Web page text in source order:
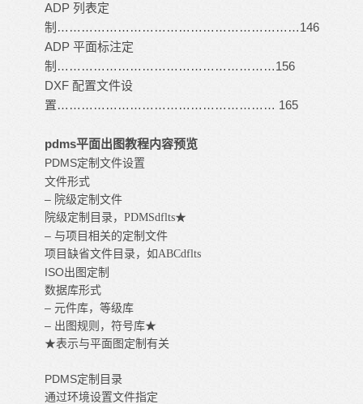
ADP 列表定
制……………………………………………………146
ADP 平面标注定
制………………………………………………156
DXF 配置文件设
置……………………………………………… 165
pdms平面出图教程内容预览
PDMS定制文件设置
文件形式
– 院级定制文件
院级定制目录，PDMSdflts★
– 与项目相关的定制文件
项目缺省文件目录，如ABCdflts
ISO出图定制
数据库形式
– 元件库，等级库
– 出图规则，符号库★
★表示与平面图定制有关
PDMS定制目录
通过环境设置文件指定